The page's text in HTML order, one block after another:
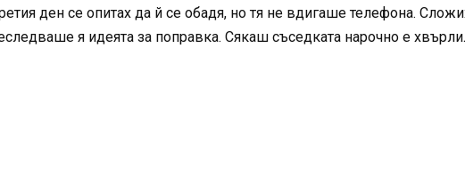
ден се опитах да й се обадя, но тя не вдигаше телефона.
я идеята за поправка. Сякаш съседката нарочно е